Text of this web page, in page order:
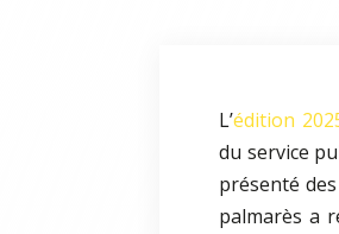
L’édition
du service
présenté
palmarès a